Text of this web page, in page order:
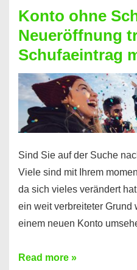
Sie
einen
Kredit
ohne
Einkommensnachweis
Konto ohne
Neueröffnung
Schufaeintrag
Sind Sie auf der Suche
Viele sind mit Ihrem
da sich vieles verändert
ein weit verbreiteter Grund
einem neuen Konto
Konto
Read more »